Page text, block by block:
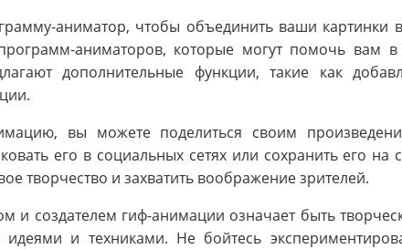
аниматор, чтобы объединить ваши картинки
аниматоров, которые могут помочь вам в
дополнительные функции, такие как
вы можете поделиться своим
его в социальных сетях или сохранить его на
творчество и захватить воображение зрителей.
и создателем гиф-анимации означает быть
и техниками. Не бойтесь